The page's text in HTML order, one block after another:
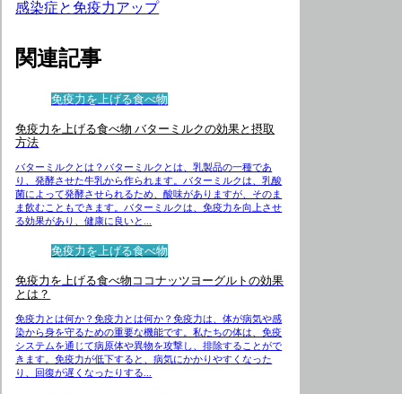
感染症と免疫力アップ
関連記事
免疫力を上げる食べ物
免疫力を上げる食べ物 バターミルクの効果と摂取
方法
バターミルクとは？バターミルクとは、乳製品の一種であ
り、発酵させた牛乳から作られます。バターミルクは、乳酸
菌によって発酵させられるため、酸味がありますが、そのま
ま飲むこともできます。バターミルクは、免疫力を向上させ
る効果があり、健康に良いと...
免疫力を上げる食べ物
免疫力を上げる食べ物ココナッツヨーグルトの効果
とは？
免疫力とは何か？免疫力とは何か？免疫力は、体が病気や感
染から身を守るための重要な機能です。私たちの体は、免疫
システムを通じて病原体や異物を攻撃し、排除することがで
きます。免疫力が低下すると、病気にかかりやすくなった
り、回復が遅くなったりする...